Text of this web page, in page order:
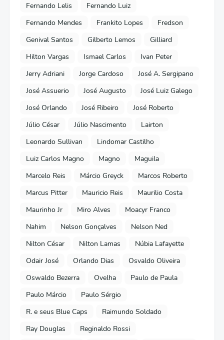
Fernando Lelis
Fernando Luiz
Fernando Mendes
Frankito Lopes
Fredson
Genival Santos
Gilberto Lemos
Gilliard
Hilton Vargas
Ismael Carlos
Ivan Peter
Jerry Adriani
Jorge Cardoso
José A. Sergipano
José Assuerio
José Augusto
José Luiz Galego
José Orlando
José Ribeiro
José Roberto
Júlio César
Júlio Nascimento
Lairton
Leonardo Sullivan
Lindomar Castilho
Luiz Carlos Magno
Magno
Maguila
Marcelo Reis
Márcio Greyck
Marcos Roberto
Marcus Pitter
Mauricio Reis
Maurilio Costa
Maurinho Jr
Miro Alves
Moacyr Franco
Nahim
Nelson Gonçalves
Nelson Ned
Nilton César
Nilton Lamas
Núbia Lafayette
Odair José
Orlando Dias
Osvaldo Oliveira
Oswaldo Bezerra
Ovelha
Paulo de Paula
Paulo Márcio
Paulo Sérgio
R. e seus Blue Caps
Raimundo Soldado
Ray Douglas
Reginaldo Rossi